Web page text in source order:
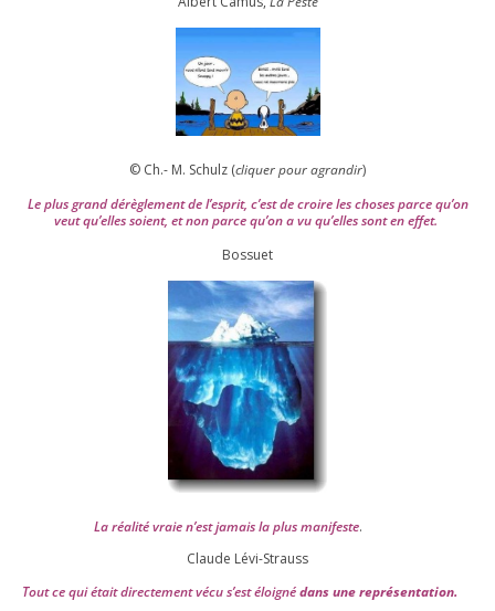
© Ch.- M. Schulz (cli­quer pour agran­dir)
Le plus grand dérè­gle­ment de l’es­prit, c’est de croire les choses parce qu’on
veut qu’elles soient, et non parce qu’on a vu qu’elles sont en effet.
Bossuet
La réa­lité vraie n’est jamais la plus mani­feste.
Claude Lévi-Strauss
Tout ce qui était direc­te­ment vécu s’est éloi­gnédans une repré­sen­ta­tion.